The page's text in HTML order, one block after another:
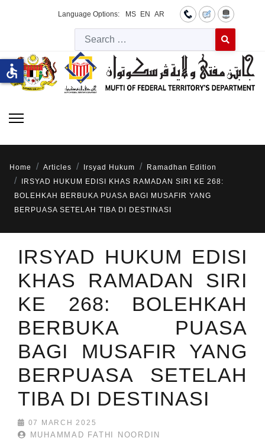
Language Options: MS EN AR
Type 2 or
Home Articles Irsyad Hukum
Ramadhan Edition
IRSYAD HUKUM EDISI KHAS RAMADAN SIRI KE 268:
BOLEHKAH BERBUKA PUASA BAGI MUSAFIR YANG
BERPUASA SETELAH TIBA DI DESTINASI
IRSYAD HUKUM EDISI
KHAS RAMADAN SIRI
KE 268: BOLEHKAH
BERBUKA PUASA
BAGI MUSAFIR YANG
BERPUASA SETELAH
TIBA DI DESTINASI
07 MARCH 2025
MUHAMMAD FATHI NOORDIN
accessible